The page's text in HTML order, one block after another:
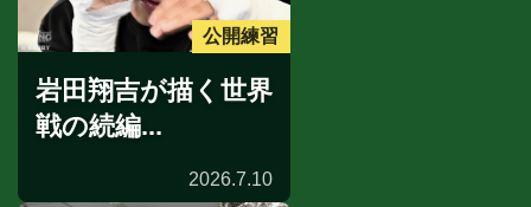
公開練習
岩田翔吉が描く世界
戦の続編...
2026.7.10